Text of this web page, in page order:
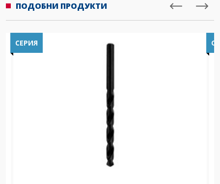
ПОДОБНИ ПРОДУКТИ
СЕРИЯ